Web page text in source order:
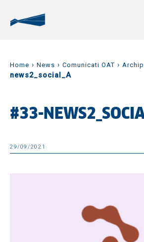
Home › News › Comunicati OAT ›
news2_social_A
#33-
29/09/2021